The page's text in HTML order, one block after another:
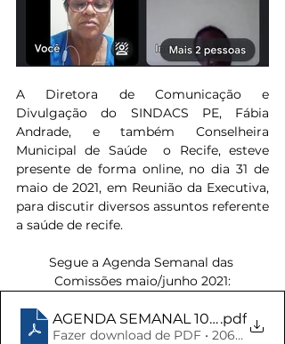
A Diretora de Comunicação e
Divulgação do SINDACS PE, Fábia
Andrade, e também Conselheira
Municipal de Saúde  o Recife, esteve
presente de forma online, no dia 31 de
maio de 2021, em Reunião da Executiva,
para discutir diversos assuntos referente
a saúde de recife.
Segue a Agenda Semanal das
Comissões maio/junho 2021:
AGENDA SEMANAL 10 a 14 de
.pdf
Fazer download de PDF • 206KB